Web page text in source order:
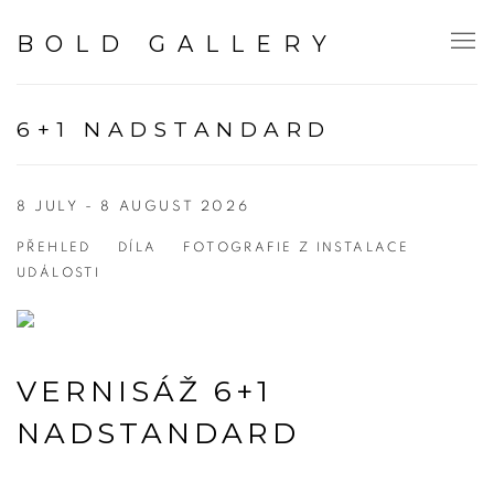
BOLD GALLERY
6+1 NADSTANDARD
8 JULY - 8 AUGUST 2026
PŘEHLED DÍLA
FOTOGRAFIE Z INSTALACE
UDÁLOSTI
VERNISÁŽ 6+1
NADSTANDARD